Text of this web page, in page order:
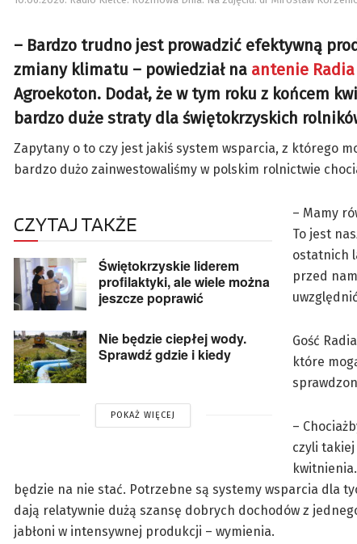
– Bardzo trudno jest prowadzić efektywną
zmiany klimatu – powiedział na antenie
Agroekoton. Dodał, że w tym roku z końcem
bardzo duże straty dla świętokrzyskich
Zapytany o to czy jest jakiś system wsparcia, z którego
bardzo dużo zainwestowaliśmy w polskim rolnictwie
CZYTAJ TAKŻE
Świętokrzyskie liderem
profilaktyki, ale wiele można
jeszcze poprawić
Nie będzie ciepłej wody.
Sprawdź gdzie i kiedy
POKAŻ WIĘCEJ
– Mamy
To jest
ostatnich
przed
Gość
które
–
czyli
będzie na nie stać. Potrzebne są systemy wsparcia dla
dają relatywnie dużą szansę dobrych dochodów z
jabłoni w intensywnej produkcji – wymienia.